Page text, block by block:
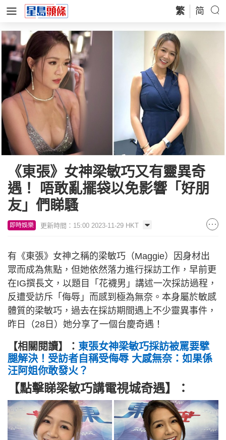
繁 简
《東張》女神梁敏巧又有靈異奇
遇！ 唔敢亂擺袋以免影響「好朋
友」們睇騷
即時娛樂 更新時間：15:00 2023-11-29 HKT
有《東張》女神之稱的梁敏巧（Maggie）因身材出
眾而成為焦點，但她依然落力進行採訪工作，早前更
在IG撰長文，以題目「花襪男」講述一次採訪過程，
反遭受訪斥「侮辱」而感到極為無奈。本身屬於敏感
體質的梁敏巧，過去在採訪期間遇上不少靈異事件，
昨日（28日）她分享了一個台慶奇遇！
【相關閱讀】： 東張女神梁敏巧採訪被罵要擘
腿解決！受訪者自稱受侮辱 大感無奈：如果係
汪阿姐你敢發火？
【點擊睇梁敏巧講電視城奇遇】：